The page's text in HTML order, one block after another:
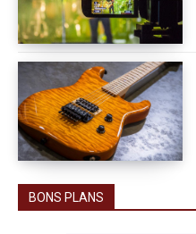
BONS PLANS